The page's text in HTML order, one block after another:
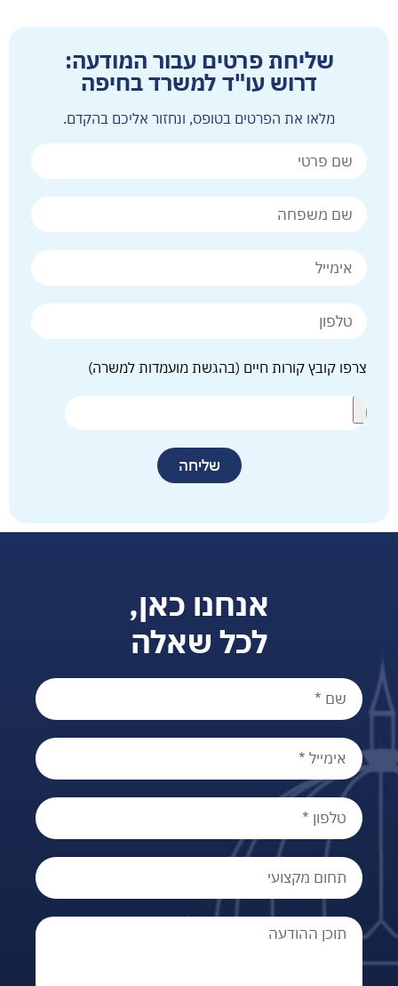
שליחת פרטים עבור המודעה:
דרוש עו"ד למשרד בחיפה
מלאו את הפרטים בטופס, ונחזור אליכם בהקדם.
צרפו קובץ קורות חיים (בהגשת מועמדות למשרה)
שליחה
אנחנו כאן,
לכל שאלה